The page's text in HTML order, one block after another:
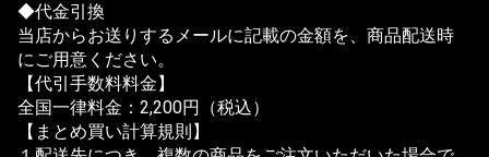
◆代金引換
当店からお送りするメールに記載の金額を、商品配送時
にご用意ください。
【代引手数料料金】
全国一律料金：2,200円（税込）
【まとめ買い計算規則】